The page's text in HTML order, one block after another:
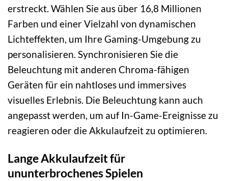
erstreckt. Wählen Sie aus über 16,8 Millionen
Farben und einer Vielzahl von dynamischen
Lichteffekten, um Ihre Gaming-Umgebung zu
personalisieren. Synchronisieren Sie die
Beleuchtung mit anderen Chroma-fähigen
Geräten für ein nahtloses und immersives
visuelles Erlebnis. Die Beleuchtung kann auch
angepasst werden, um auf In-Game-Ereignisse zu
reagieren oder die Akkulaufzeit zu optimieren.
Lange Akkulaufzeit für
ununterbrochenes Spielen